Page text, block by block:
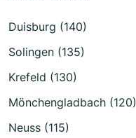
Duisburg (140)
Solingen (135)
Krefeld (130)
Mönchengladbach (120)
Neuss (115)